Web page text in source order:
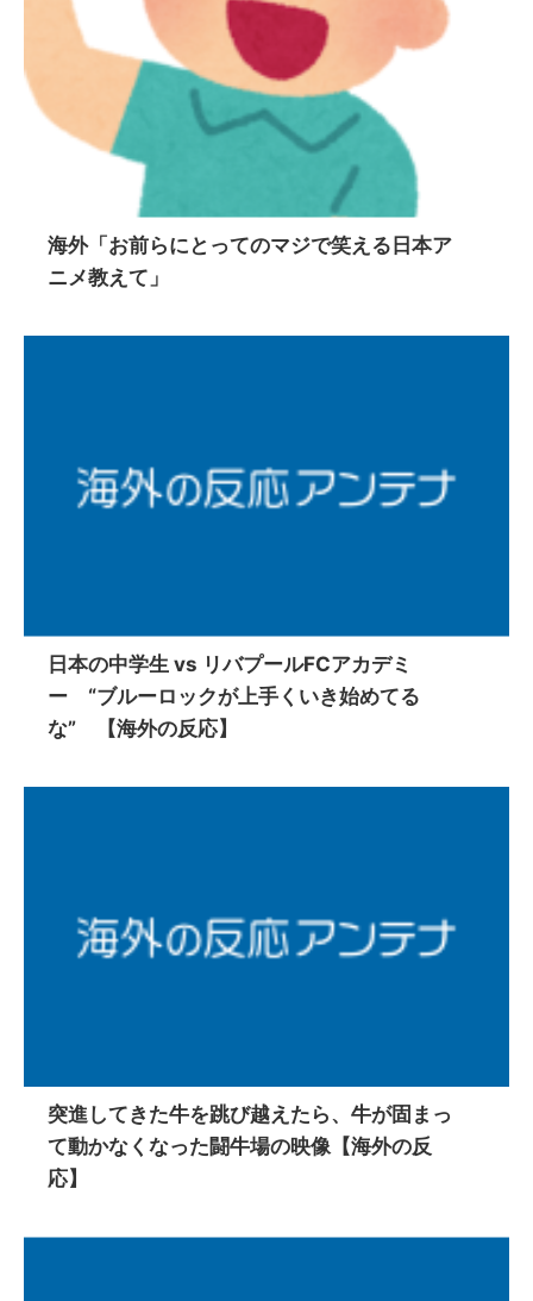
海外「お前らにとってのマジで笑える日本ア
ニメ教えて」
日本の中学生 vs リバプールFCアカデミ
ー “ブルーロックが上手くいき始めてる
な” 【海外の反応】
突進してきた牛を跳び越えたら、牛が固まっ
て動かなくなった闘牛場の映像【海外の反
応】